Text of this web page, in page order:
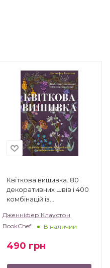
Квіткова вишивка. 80
декоративних швів і 400
комбінацій із
Дженніфер Клаустон
BookChef
В наличии
490 грн